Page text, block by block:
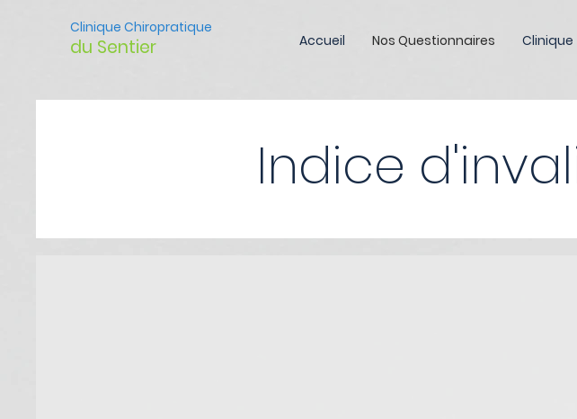
Clinique Chiropratique
du Sentier Accueil Nos Questionnaires Clinique
Indice